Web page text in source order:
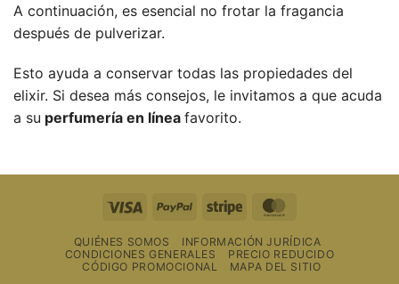
A continuación, es esencial no frotar la fragancia
después de pulverizar.
Esto ayuda a conservar todas las propiedades del
elixir. Si desea más consejos, le invitamos a que acuda
a su perfumería en línea favorito.
Visa PayPal Raya
QUIÉNES SOMOS
INFORMACIÓN JURÍDICA
CONDICIONES GENERALES
PRECIO REDUCIDO
CÓDIGO PROMOCIONAL
MAPA DEL SITIO